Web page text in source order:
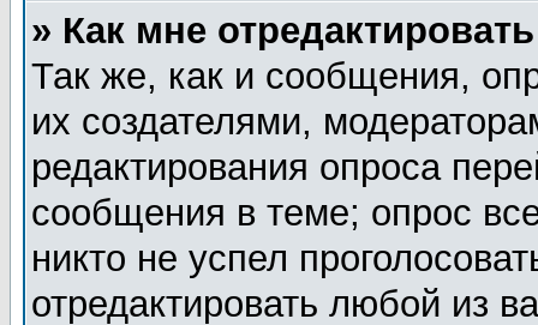
» Как мне
Так же, как и сообщения,
их создателями,
редактирования опроса
сообщения в теме; опрос
никто не успел
отредактировать любой из